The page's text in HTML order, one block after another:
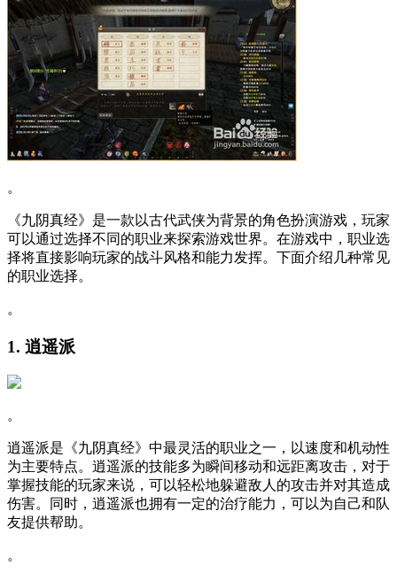
。
《九阴真经》是一款以古代武侠为背景的角色扮演游戏，玩家
可以通过选择不同的职业来探索游戏世界。在游戏中，职业选
择将直接影响玩家的战斗风格和能力发挥。下面介绍几种常见
的职业选择。
。
1. 逍遥派
。
逍遥派是《九阴真经》中最灵活的职业之一，以速度和机动性
为主要特点。逍遥派的技能多为瞬间移动和远距离攻击，对于
掌握技能的玩家来说，可以轻松地躲避敌人的攻击并对其造成
伤害。同时，逍遥派也拥有一定的治疗能力，可以为自己和队
友提供帮助。
。